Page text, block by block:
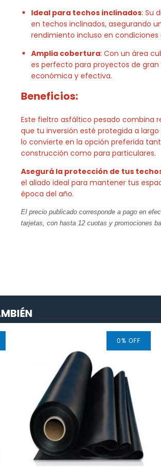
Ideal para techos inclinados: Su
en techos inclinados, asegurando
rendimiento incluso en condiciones
Amplia cobertura: Con un área
es perfecto para proyectos de
económica y efectiva.
Beneficios:
Este fieltro asfáltico pesado combina
que tu inversión esté protegida a
lo convierte en la opción preferida
construcción como para particulares.
Asegurá la protección de tus techos
el aliado ideal para mantener tus
época del año.
El precio publicado corresponde a pago en
tarjetas, con hasta 12 cuotas y promociones
0% OFF